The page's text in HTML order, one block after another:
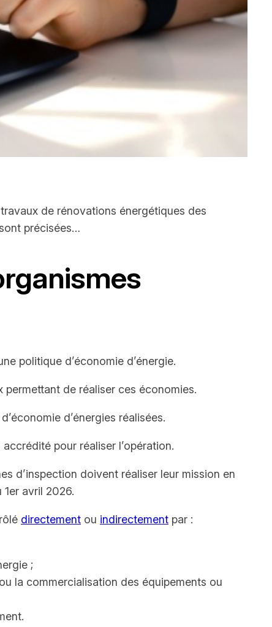
de rénovations énergétiques des
précisées…
politique d’économie d’énergie.
permettant de réaliser ces économies.
d’énergies réalisées.
pour réaliser l’opération.
d’inspection doivent réaliser leur mission en
avril 2026.
directement ou indirectement par :
;
la commercialisation des équipements ou